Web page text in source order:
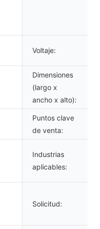
Voltaje:
Dimensiones
(largo x
ancho x alto):
Puntos clave
de venta:
Industrias
aplicables:
Solicitud: